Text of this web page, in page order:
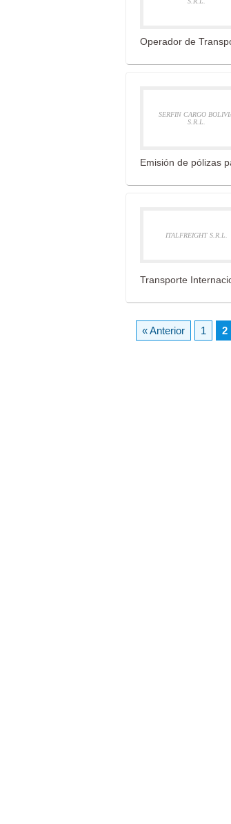
Operador de
SERFIN CARGO
S.R.L.
Emisión de pólizas
ITALFREIGHT S.R.L.
Transporte
« Anterior 1 2